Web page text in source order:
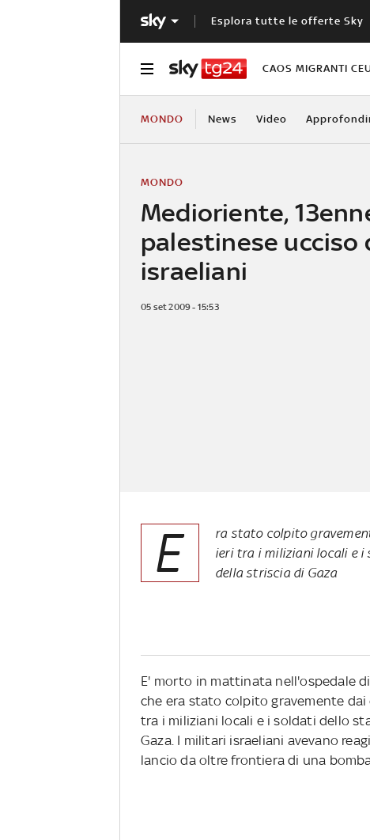
Esplora tutte le offerte Sky
CAOS MIGRANTI
MONDO News Video
Medioriente,
palestinese ucciso
israeliani
MONDO
05 set 2009 - 15:53
E
ra stato colpito
ieri tra i miliziani locali e i
della striscia di Gaza
E' morto in mattinata nell'ospedale
che era stato colpito gravemente
tra i miliziani locali e i soldati dello
Gaza. I militari israeliani avevano
lancio da oltre frontiera di una